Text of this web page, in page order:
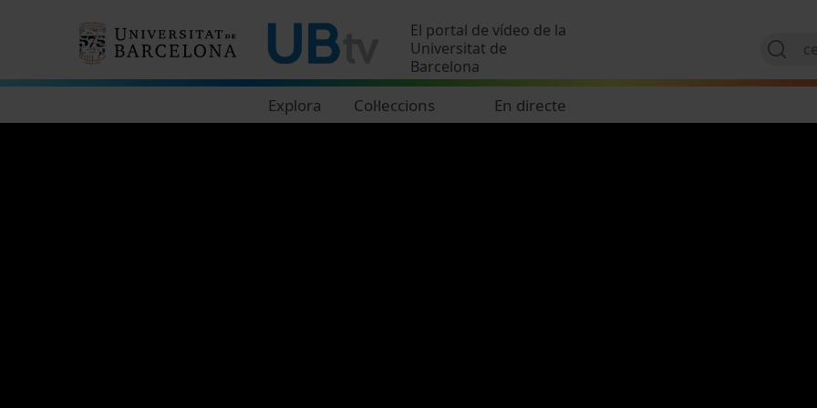
El portal de vídeo de la
Universitat de
Barcelona
Explora Col·leccions En directe